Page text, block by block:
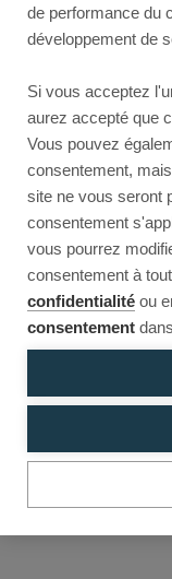
de performance du
développement de
Si vous acceptez
aurez accepté que
Vous pouvez
consentement,
site ne vous seront
consentement
vous pourrez
consentement à
confidentialité ou
consentement
Reload
Reload